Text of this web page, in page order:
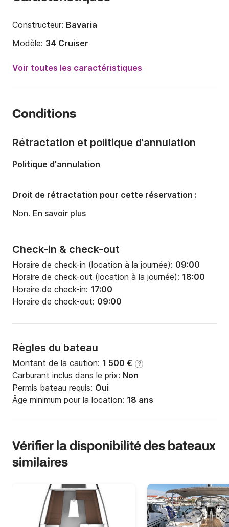
Constructeur: Bavaria
Modèle: 34 Cruiser
Année:
Nombre de couchages:
Nombre de salles de bains:
Tirant d'eau:2.02m
Puissance moteur:27cv
Voir toutes les caractéristiques
Conditions
Check-in & check-out
Horaire de check-in (location à la journée): 09:00
Horaire de check-out (location à la journée): 18:00
Horaire de check-in: 17:00
Horaire de check-out: 09:00
Règles du bateau
Montant de la caution: 1 500 € ?
Carburant inclus dans le prix: Non
Permis bateau requis: Oui
Âge minimum pour la location: 18 ans
Rétractation et politique d'annulation
Politique d'annulation
Droit de rétractation pour cette réservation :
Non. En savoir plus
Vérifier la disponibilité des bateaux
similaires